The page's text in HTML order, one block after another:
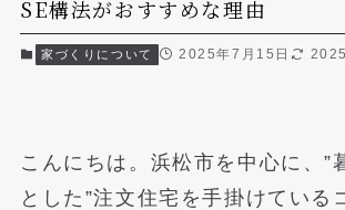
SE構法がおすすめな理由
家づくりについて 2025年7月15日
こんにちは。浜松市を中心に、”
とした”注文住宅を手掛けている